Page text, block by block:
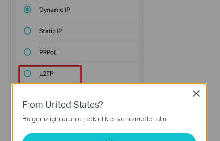
From United States?
Bölgeniz için ürünler, etkinlikler ve hizmetler alın.
Close